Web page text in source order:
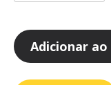
Adicionar